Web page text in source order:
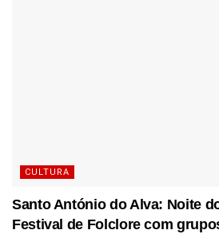
CULTURA
Santo António do Alva: Noite
Festival de Folclore com